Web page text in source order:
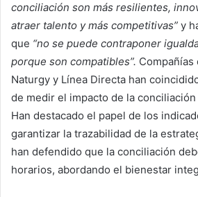
conciliación son más resilientes,
atraer talento y más competitivas” y
que “no se puede contraponer
porque son compatibles”. Compañías
Naturgy y Línea Directa han
de medir el impacto de la
Han destacado el papel de los
garantizar la trazabilidad de la
han defendido que la conciliación
horarios, abordando el bienestar